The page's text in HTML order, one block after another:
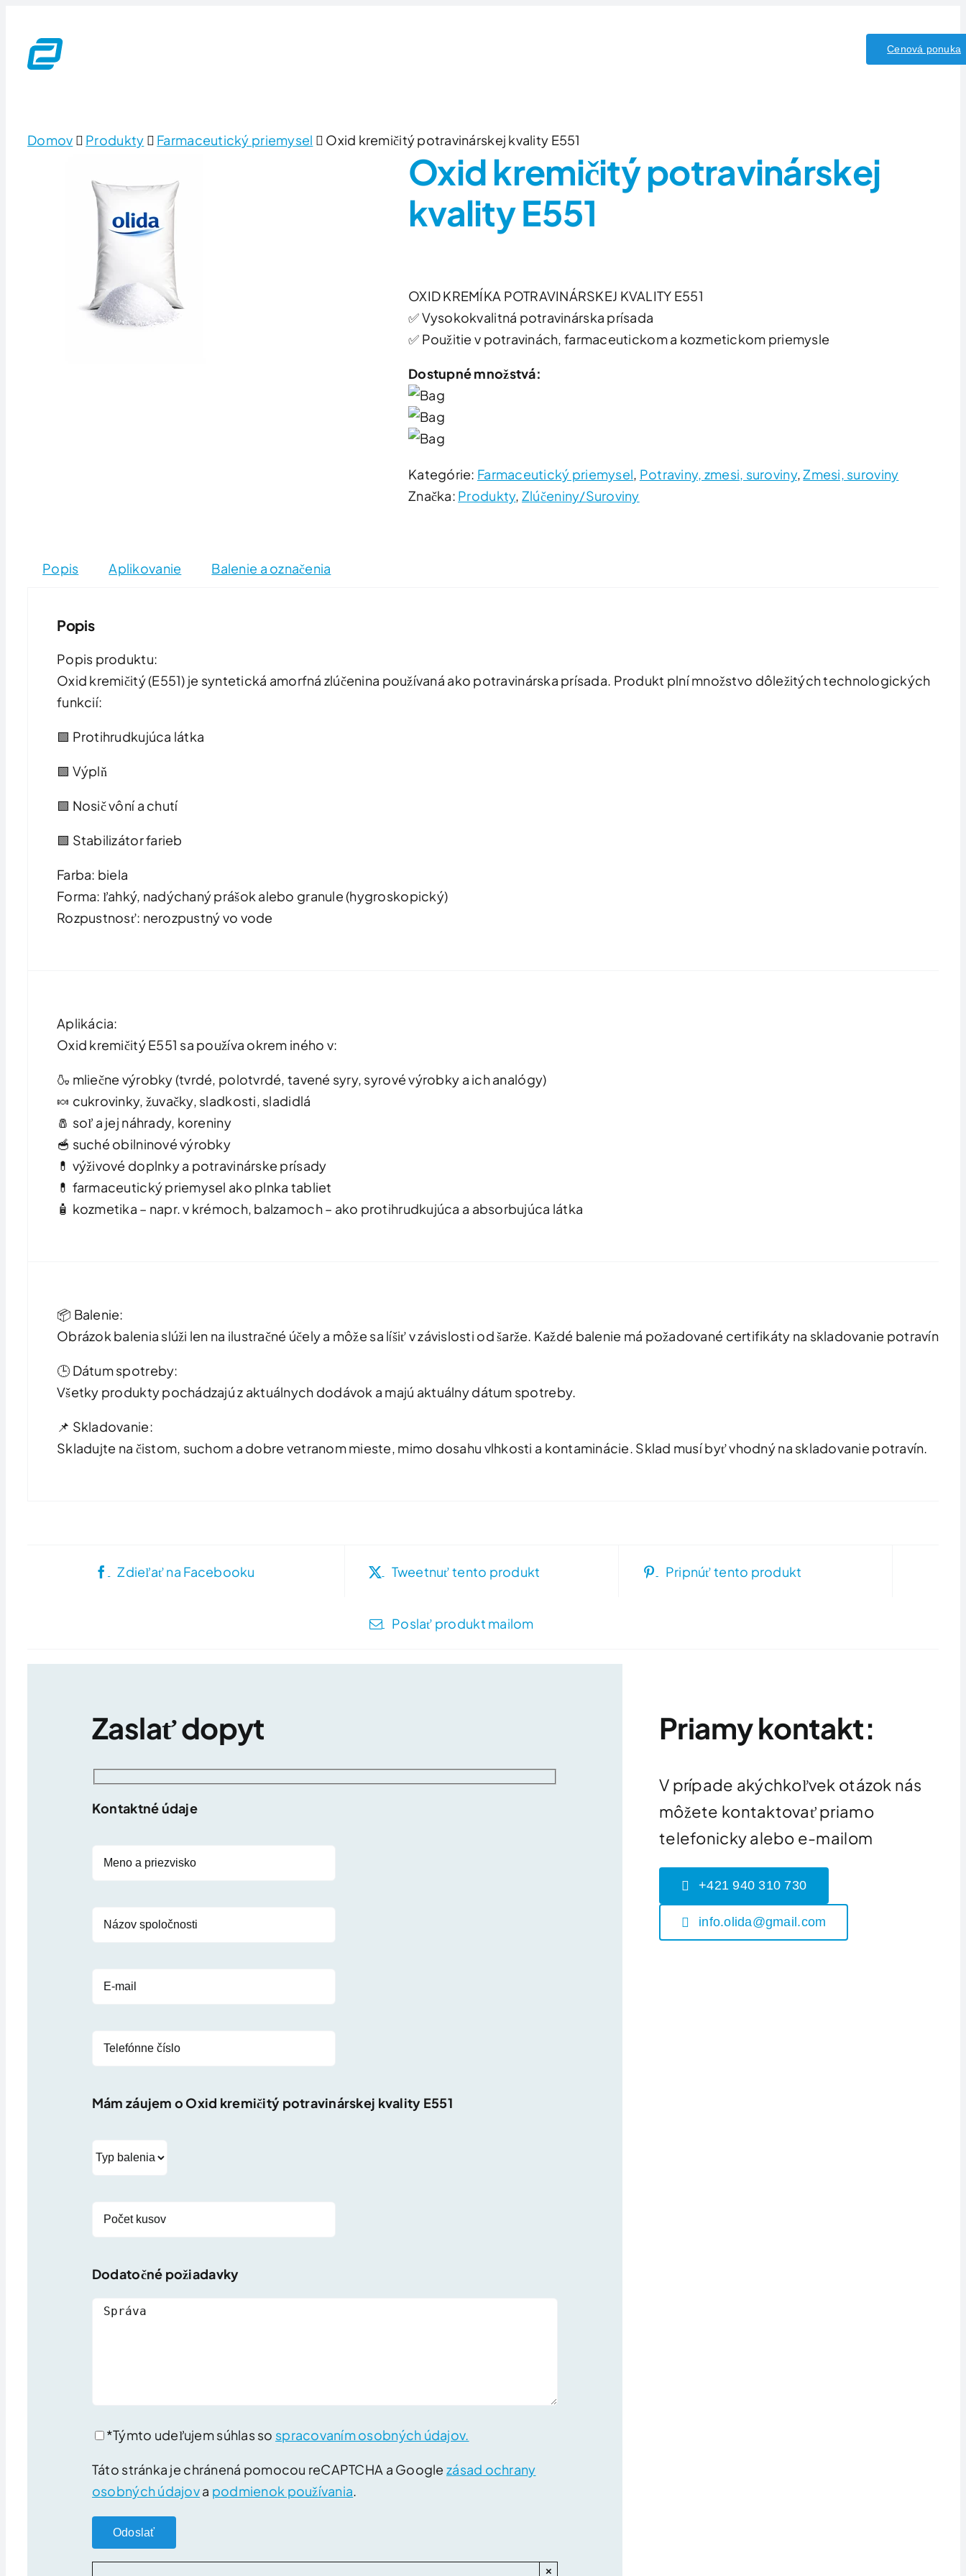
content
Cenová ponuka
Domov Produkty Farmaceutický priemysel Oxid kremičitý potravinárskej kvality E551
Oxid kremičitý potravinárskej
kvality E551
OXID KREMÍKA POTRAVINÁRSKEJ KVALITY E551
✅ Vysokokvalitná potravinárska prísada
✅ Použitie v potravinách, farmaceutickom a kozmetickom priemysle
Dostupné množstvá:
Kategórie: Farmaceutický priemysel, Potraviny, zmesi, suroviny,Zmesi, suroviny
Značka: Produkty, Zlúčeniny/Suroviny
Popis Aplikovanie Balenie a označenia
Popis
Popis produktu:
Oxid kremičitý (E551) je syntetická amorfná zlúčenina používaná ako potravinárska prísada. Produkt plní množstvo dôležitých technologických
funkcií:
🟩 Protihrudkujúca látka
🟩 Výplň
🟩 Nosič vôní a chutí
🟩 Stabilizátor farieb
Farba: biela
Forma: ľahký, nadýchaný prášok alebo granule (hygroskopický)
Rozpustnosť: nerozpustný vo vode
Aplikácia:
Oxid kremičitý E551 sa používa okrem iného v:
🍶 mliečne výrobky (tvrdé, polotvrdé, tavené syry, syrové výrobky a ich analógy)
🍬 cukrovinky, žuvačky, sladkosti, sladidlá
🧂 soľ a jej náhrady, koreniny
🥣 suché obilninové výrobky
💊 výživové doplnky a potravinárske prísady
💊 farmaceutický priemysel ako plnka tabliet
🧴 kozmetika – napr. v krémoch, balzamoch – ako protihrudkujúca a absorbujúca látka
📦 Balenie:
Obrázok balenia slúži len na ilustračné účely a môže sa líšiť v závislosti od šarže. Každé balenie má požadované certifikáty na skladovanie potravín.
🕒 Dátum spotreby:
Všetky produkty pochádzajú z aktuálnych dodávok a majú aktuálny dátum spotreby.
📌 Skladovanie:
Skladujte na čistom, suchom a dobre vetranom mieste, mimo dosahu vlhkosti a kontaminácie. Sklad musí byť vhodný na skladovanie potravín.
Zdieľať na Facebooku Tweetnuť tento produkt Pripnúť tento produkt
Poslať produkt mailom
Zaslať dopyt
Kontaktné údaje
Mám záujem o Oxid kremičitý potravinárskej kvality E551
Dodatočné požiadavky
*Týmto udeľujem súhlas so spracovaním osobných údajov.
Táto stránka je chránená pomocou reCAPTCHA a Google zásad ochrany
osobných údajova podmienok používania.
×
Priamy kontakt:
V prípade akýchkoľvek otázok nás
môžete kontaktovať priamo
telefonicky alebo e-mailom
+421 940 310 730
info.olida@gmail.com